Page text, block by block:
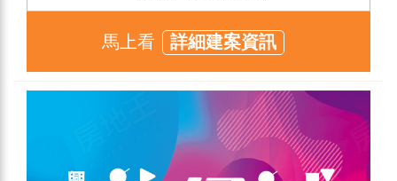
馬上看 詳細建案資訊